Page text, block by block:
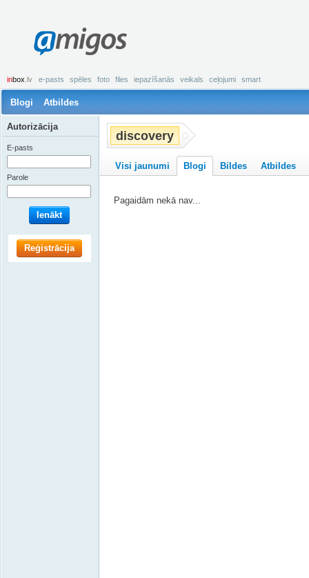
amigos
inbox .lv e-pasts spēles foto files iepazīšanās veikals ceļojumi smart
Blogi Atbildes
discovery
Visi jaunumi Blogi Bildes Atbildes
Pagaidām nekā nav...
Autorizācija
E-pasts
Parole
Ienākt
Reģistrācija